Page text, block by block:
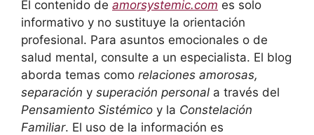
El contenido de amorsystemic.com es solo
informativo y no sustituye la orientación
profesional. Para asuntos emocionales o de
salud mental, consulte a un especialista. El blog
aborda temas como relaciones amorosas,
separación y superación personal a través del
Pensamiento Sistémico y la Constelación
Familiar. El uso de la información es